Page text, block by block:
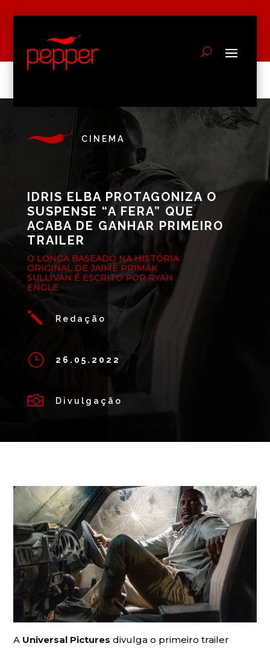
CINEMA
IDRIS ELBA PROTAGONIZA O
SUSPENSE “A FERA” QUE
ACABA DE GANHAR PRIMEIRO
TRAILER
O LONGA BASEADO NA HISTÓRIA
ORIGINAL DE JAIME PRIMAK
SULLIVAN É ESCRITO POR RYAN
ENGLE
j Redação
} 26.05.2022
 Divulgação
A Universal Pictures divulga o primeiro trailer